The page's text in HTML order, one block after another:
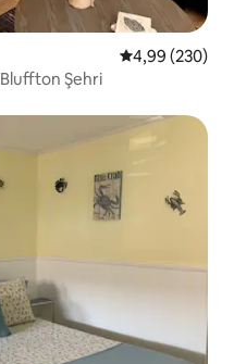
5 üzerinden
4,99 (230)
Bluffton Şehri
arasında